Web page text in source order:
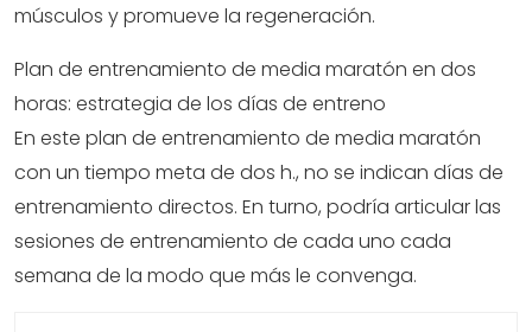
músculos y promueve la regeneración.
Plan de entrenamiento de media maratón en dos
horas: estrategia de los días de entreno
En este plan de entrenamiento de media maratón
con un tiempo meta de dos h., no se indican días de
entrenamiento directos. En turno, podría articular las
sesiones de entrenamiento de cada uno cada
semana de la modo que más le convenga.